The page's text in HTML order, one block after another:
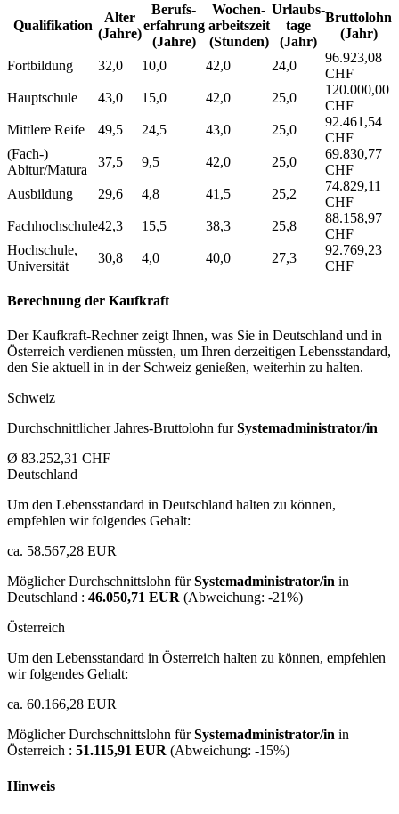
Qualifikation
Alter
(Jahre)
Berufs­
erfahrung
(Jahre)
Wochen­
arbeitszeit
(Stunden)
Urlaubs­
tage
(Jahr)
Bruttolohn
(Jahr)
Fortbildung 32,0 10,0 42,0 24,0
96.923,08
CHF
Hauptschule
43,0 15,0 42,0 25,0
120.000,00
CHF
Mittlere Reife
49,5 24,5 43,0 25,0
92.461,54
CHF
(Fach-)
Abitur/Matura
37,5 9,5 42,0 25,0
69.830,77
CHF
Ausbildung
29,6 4,8 41,5 25,2
74.829,11
CHF
Fachhochschule42,3 15,5 38,3 25,8
88.158,97
CHF
Hochschule,
Universität
30,8 4,0 40,0 27,3
92.769,23
CHF
Berechnung der Kaufkraft
Der Kaufkraft-Rechner zeigt Ihnen, was Sie in Deutschland und in
Österreich verdienen müssten, um Ihren derzeitigen Lebensstandard,
den Sie aktuell in in der Schweiz genießen, weiterhin zu halten.
Schweiz
Durchschnittlicher Jahres-Bruttolohn furSystemadministrator/in
Ø 83.252,31 CHF
Deutschland
Um den Lebensstandard in Deutschland halten zu können,
empfehlen wir folgendes Gehalt:
ca. 58.567,28 EUR
Möglicher Durchschnittslohn fürSystemadministrator/in in
Deutschland : 46.050,71 EUR (Abweichung: -21%)
Österreich
Um den Lebensstandard in Österreich halten zu können, empfehlen
wir folgendes Gehalt:
ca. 60.166,28 EUR
Möglicher Durchschnittslohn fürSystemadministrator/in in
Österreich : 51.115,91 EUR (Abweichung: -15%)
Hinweis